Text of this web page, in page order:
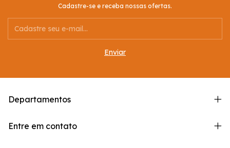
Cadastre-se e receba nossas ofertas.
Departamentos
Entre em contato